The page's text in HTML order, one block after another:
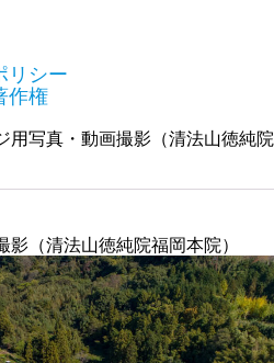
リシー
作権
用写真・動画撮影（清法山徳純院
（清法山徳純院福岡本院）